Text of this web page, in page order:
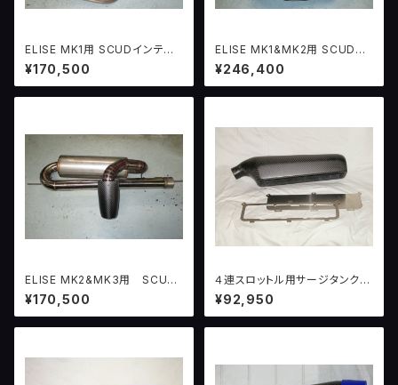
ELISE MK1用 SCUDインテグ
ラルエキゾーストシステム
¥170,500
ELISE MK1&MK2用 SCUDイ
ンテグラルHYDRAエキゾース
ト （ROVERエンジン用）
¥246,400
ELISE MK2&MK3用 SCUD
インテグラルエキゾーストシステ
ム （2ZZ-GEエンジン用）
¥170,500
４連スロットル用サージタンク
（汎用）
¥92,950